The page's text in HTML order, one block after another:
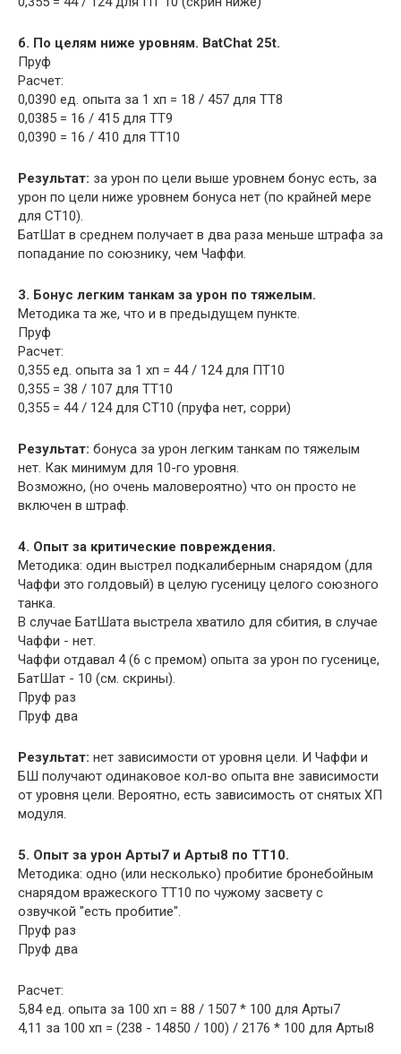
б. По целям ниже уровням. BatChat 25t.
Пруф
Расчет:
0,0390 ед. опыта за 1 хп = 18 / 457 для ТТ8
0,0385 = 16 / 415 для ТТ9
0,0390 = 16 / 410 для ТТ10
Результат: за урон по цели выше уровнем бонус есть, за
урон по цели ниже уровнем бонуса нет (по крайней мере
для СТ10).
БатШат в среднем получает в два раза меньше штрафа за
попадание по союзнику, чем Чаффи.
3. Бонус легким танкам за урон по тяжелым.
Методика та же, что и в предыдущем пункте.
Пруф
Расчет:
0,355 ед. опыта за 1 хп = 44 / 124 для ПТ10
0,355 = 38 / 107 для ТТ10
0,355 = 44 / 124 для СТ10 (пруфа нет, сорри)
Результат: бонуса за урон легким танкам по тяжелым
нет. Как минимум для 10-го уровня.
Возможно, (но очень маловероятно) что он просто не
включен в штраф.
4. Опыт за критические повреждения.
Методика: один выстрел подкалиберным снарядом (для
Чаффи это голдовый) в целую гусеницу целого союзного
танка.
В случае БатШата выстрела хватило для сбития, в случае
Чаффи - нет.
Чаффи отдавал 4 (6 с премом) опыта за урон по гусенице,
БатШат - 10 (см. скрины).
Пруф раз
Пруф два
Результат: нет зависимости от уровня цели. И Чаффи и
БШ получают одинаковое кол-во опыта вне зависимости
от уровня цели. Вероятно, есть зависимость от снятых ХП
модуля.
5. Опыт за урон Арты7 и Арты8 по ТТ10.
Методика: одно (или несколько) пробитие бронебойным
снарядом вражеского ТТ10 по чужому засвету с
озвучкой "есть пробитие".
Пруф раз
Пруф два
Расчет:
5,84 ед. опыта за 100 хп = 88 / 1507 * 100 для Арты7
4,11 за 100 хп = (238 - 14850 / 100) / 2176 * 100 для Арты8